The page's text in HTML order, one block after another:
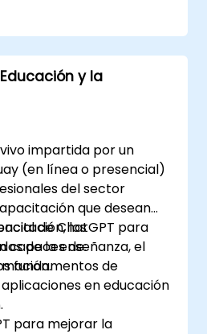
para generar
los procesos de toma
prácticas para
en los flujos de trabajo
y la
impartida por un
(en línea o presencial)
del sector
que desean
de ChatGPT para
de la enseñanza, el
los
capaces de:
fundamentos de
aplicaciones en educación
para mejorar la